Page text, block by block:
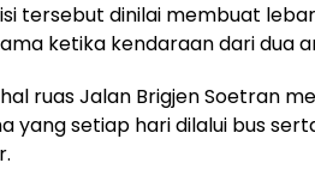
tersebut dinilai membuat
ketika kendaraan dari dua
ruas Jalan Brigjen Soetran
yang setiap hari dilalui bus